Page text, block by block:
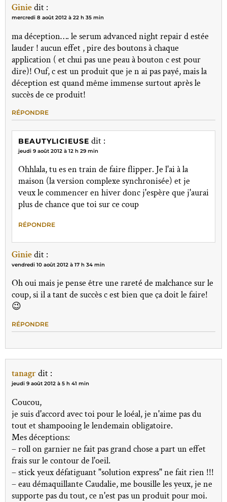
Giniedit :
mercredi 8 août 2012 à 22 h 35 min
ma déception…. le serum advanced night repair d estée
lauder ! aucun effet , pire des boutons à chaque
application ( et chui pas une peau à bouton c est pour
dire)! Ouf, c est un produit que je n ai pas payé, mais la
déception est quand même immense surtout après le
succès de ce produit!
RÉPONDRE
BEAUTYLICIEUSE dit :
jeudi 9 août 2012 à 12 h 29 min
Ohhlala, tu es en train de faire flipper. Je l'ai à la
maison (la version complexe synchronisée) et je
veux le commencer en hiver donc j'espère que j'aurai
plus de chance que toi sur ce coup
RÉPONDRE
Giniedit :
vendredi 10 août 2012 à 17 h 34 min
Oh oui mais je pense être une rareté de malchance sur le
coup, si il a tant de succès c est bien que ça doit le faire!
😉
RÉPONDRE
tanagr dit :
jeudi 9 août 2012 à 5 h 41 min
Coucou,
je suis d'accord avec toi pour le loéal, je n'aime pas du
tout et shampooing le lendemain obligatoire.
Mes déceptions:
– roll on garnier ne fait pas grand chose a part un effet
frais sur le contour de l'oeil.
– stick yeux défatiguant "solution express" ne fait rien !!!
– eau démaquillante Caudalie, me bousille les yeux, je ne
supporte pas du tout, ce n'est pas un produit pour moi.